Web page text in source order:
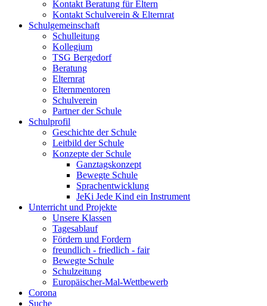
Kontakt Beratung für Eltern
Kontakt Schulverein & Elternrat
Schulgemeinschaft
Schulleitung
Kollegium
TSG Bergedorf
Beratung
Elternrat
Elternmentoren
Schulverein
Partner der Schule
Schulprofil
Geschichte der Schule
Leitbild der Schule
Konzepte der Schule
Ganztagskonzept
Bewegte Schule
Sprachentwicklung
JeKi Jede Kind ein Instrument
Unterricht und Projekte
Unsere Klassen
Tagesablauf
Fördern und Fordern
freundlich - friedlich - fair
Bewegte Schule
Schulzeitung
Europäischer-Mal-Wettbewerb
Corona
Suche